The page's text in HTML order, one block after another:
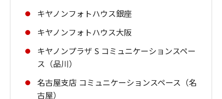
キヤノンフォトハウス銀座
キヤノンフォトハウス大阪
キヤノンプラザ S コミュニケーションスペー
ス（品川）
名古屋支店 コミュニケーションスペース（名
古屋）